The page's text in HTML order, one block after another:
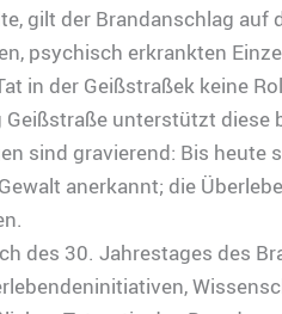
gilt der Brandanschlag auf
psychisch erkrankten
in der Geißstraßek keine
unterstützt diese
sind gravierend: Bis
anerkannt; die
des 30. Jahrestages des